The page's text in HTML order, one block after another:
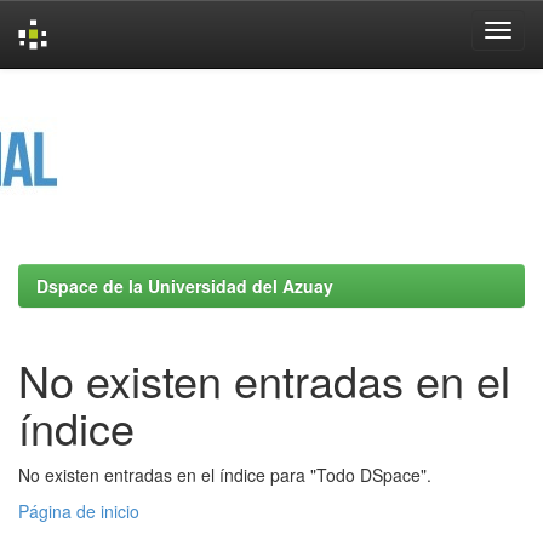
Dspace de la Universidad del Azuay
No existen entradas en el
índice
No existen entradas en el índice para "Todo DSpace".
Página de inicio